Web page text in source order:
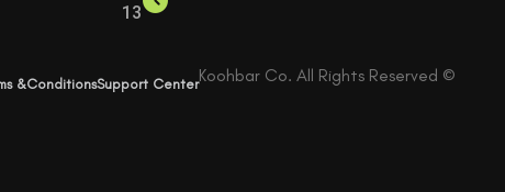
13
© Koohbar Co. All Rights Reserved
Support Center
&Conditions